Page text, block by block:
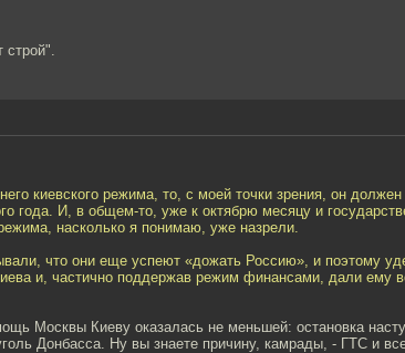
строй".
киевского режима, то, с моей точки зрения, он
года. И, в общем-то, уже к октябрю месяцу и
насколько я понимаю, уже назрели.
что они еще успеют «дожать Россию», и поэтому
и, частично поддержав режим финансами, дали ему
Москвы Киеву оказалась не меньшей: остановка
Донбасса. Ну вы знаете причину, камрады, - ГТС и